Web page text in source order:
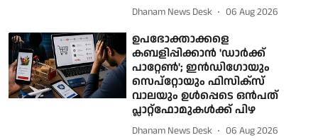
Dhanam News Desk 06 Aug 2026
ഉപഭോക്താക്കളെ
കബളിപ്പിക്കാന്‍ 'ഡാര്‍ക്ക്
പാറ്റേണ്‍'; ഇന്‍ഡിഗോയും
സെപ്റ്റോയും ഫിസിക്സ്
വാലയും ഉള്‍പ്പെടെ ഒന്‍പത്
പ്ലാറ്റ്ഫോമുകള്‍ക്ക് പിഴ
Dhanam News Desk 06 Aug 2026